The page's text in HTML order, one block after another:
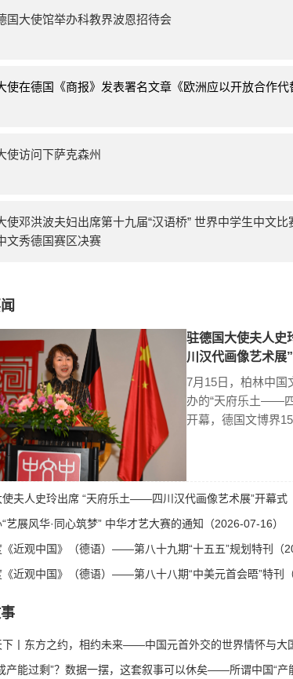
国大使馆举办科教界波恩招待会
使在德国《商报》发表署名文章《欧洲应以开放合作代
使访问下萨克森州
使邓洪波夫妇出席第十九届“汉语桥” 世界中学生中文比
文秀德国赛区决赛
驻德国大使夫人
川汉代画像艺术展
7月15日，柏林中国
办的“天府乐土——
开幕，德国文博界
夫人史玲出席 “天府乐土——四川汉代画像艺术展”开幕式
艺展风华·同心筑梦” 中华才艺大赛的通知（2026-07-16）
近观中国》（德语）——第八十九期“十五五”规划特刊（
近观中国》（德语）——第八十八期“中美元首会晤”特刊
下丨东方之约，相约未来——中国元首外交的世界情怀与大
产能过剩”？数据一摆，这套叙事可以休矣——所谓中国“